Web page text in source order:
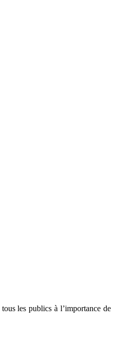
les publics à l’importance de